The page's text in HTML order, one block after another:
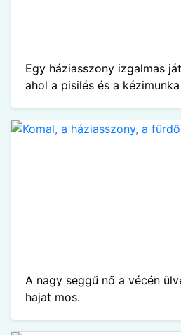
Egy háziasszony izgalmas
ahol a pisilés és a
A nagy seggű nő a vécén
hajat mos.